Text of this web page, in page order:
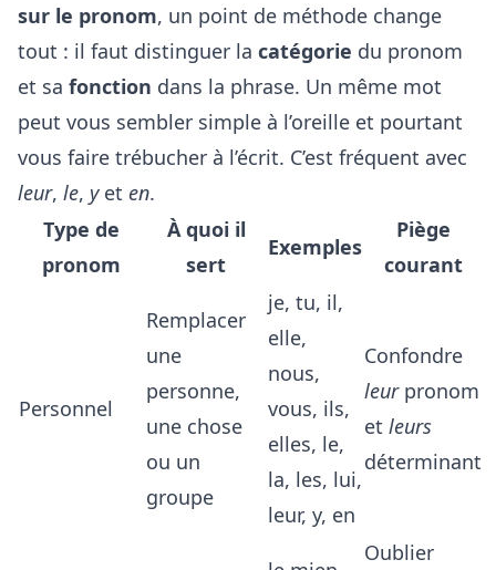
sur le pronom, un point de méthode change
tout : il faut distinguer la catégorie du pronom
et sa fonction dans la phrase. Un même mot
peut vous sembler simple à l’oreille et pourtant
vous faire trébucher à l’écrit. C’est fréquent avec
leur, le, yet en.
Type de
pronom
À quoi il
sert
Exemples
Piège
courant
Personnel
Remplacer
une
personne,
une chose
ou un
groupe
je, tu, il,
elle,
nous,
vous, ils,
elles, le,
la, les, lui,
leur, y, en
Confondre
leurpronom
et leurs
déterminant
Oublier